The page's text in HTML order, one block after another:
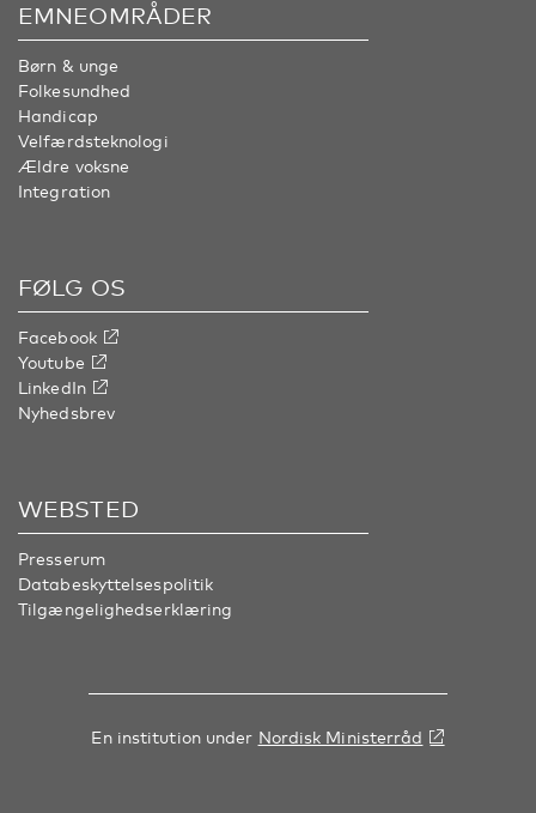
EMNEOMRÅDER
Børn & unge
Folkesundhed
Handicap
Velfærdsteknologi
Ældre voksne
Integration
FØLG OS
Facebook
Youtube
LinkedIn
Nyhedsbrev
WEBSTED
Presserum
Databeskyttelsespolitik
Tilgængelighedserklæring
En institution under Nordisk Ministerråd